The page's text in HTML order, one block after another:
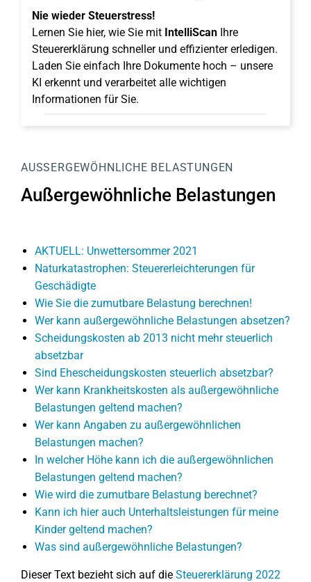
Nie wieder Steuerstress!
Lernen Sie hier, wie Sie mit IntelliScan Ihre
Steuererklärung schneller und effizienter erledigen.
Laden Sie einfach Ihre Dokumente hoch – unsere
KI erkennt und verarbeitet alle wichtigen
Informationen für Sie.
AUSSERGEWÖHNLICHE BELASTUNGEN
Außergewöhnliche Belastungen
AKTUELL: Unwettersommer 2021
Naturkatastrophen: Steuererleichterungen für
Geschädigte
Wie Sie die zumutbare Belastung berechnen!
Wer kann außergewöhnliche Belastungen absetzen?
Scheidungskosten ab 2013 nicht mehr steuerlich
absetzbar
Sind Ehescheidungskosten steuerlich absetzbar?
Wer kann Krankheitskosten als außergewöhnliche
Belastungen geltend machen?
Wer kann Angaben zu außergewöhnlichen
Belastungen machen?
In welcher Höhe kann ich die außergewöhnlichen
Belastungen geltend machen?
Wie wird die zumutbare Belastung berechnet?
Kann ich hier auch Unterhaltsleistungen für meine
Kinder geltend machen?
Was sind außergewöhnliche Belastungen?
Dieser Text bezieht sich auf die Steuererklärung 2022